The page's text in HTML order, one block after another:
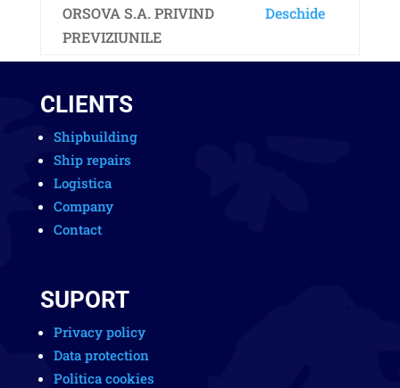
ORSOVA S.A. PRIVIND
PREVIZIUNILE
Deschide
CLIENTS
Shipbuilding
Ship repairs
Logistica
Company
Contact
SUPORT
Privacy policy
Data protection
Politica cookies